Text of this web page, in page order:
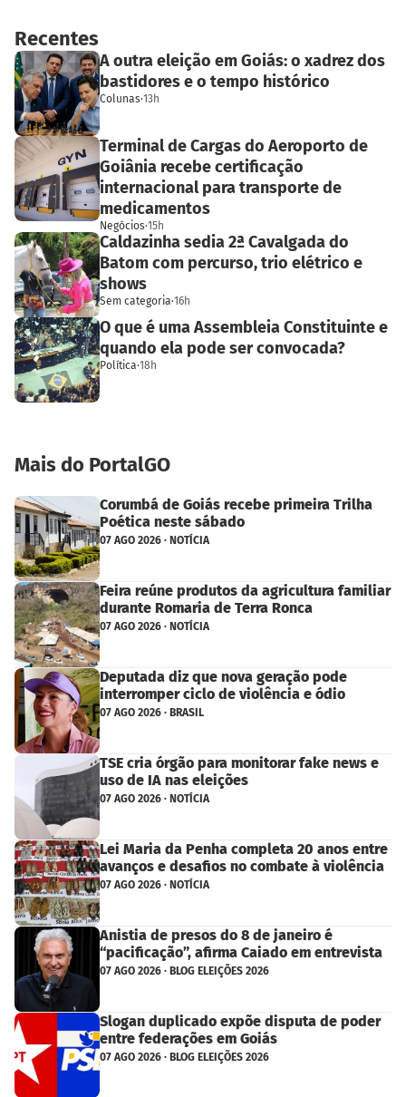
Recentes
A outra eleição em Goiás: o xadrez dos
bastidores e o tempo histórico
Colunas·13h
Terminal de Cargas do Aeroporto de
Goiânia recebe certificação
internacional para transporte de
medicamentos
Negócios·15h
Caldazinha sedia 2ª Cavalgada do
Batom com percurso, trio elétrico e
shows
Sem categoria·16h
O que é uma Assembleia Constituinte e
quando ela pode ser convocada?
Política·18h
Mais do PortalGO
Corumbá de Goiás recebe primeira Trilha
Poética neste sábado
07 AGO 2026 · NOTÍCIA
Feira reúne produtos da agricultura familiar
durante Romaria de Terra Ronca
07 AGO 2026 · NOTÍCIA
Deputada diz que nova geração pode
interromper ciclo de violência e ódio
07 AGO 2026 · BRASIL
TSE cria órgão para monitorar fake news e
uso de IA nas eleições
07 AGO 2026 · NOTÍCIA
Lei Maria da Penha completa 20 anos entre
avanços e desafios no combate à violência
07 AGO 2026 · NOTÍCIA
Anistia de presos do 8 de janeiro é
“pacificação”, afirma Caiado em entrevista
07 AGO 2026 · BLOG ELEIÇÕES 2026
Slogan duplicado expõe disputa de poder
entre federações em Goiás
07 AGO 2026 · BLOG ELEIÇÕES 2026